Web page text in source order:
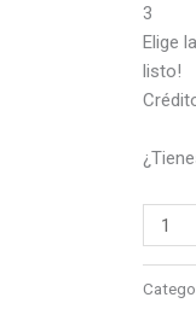
3
Elige
listo!